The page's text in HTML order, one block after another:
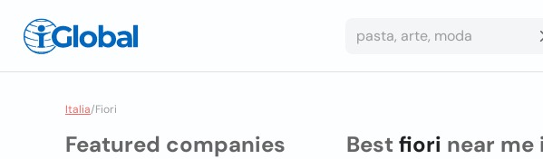
Italia/Fiori
Featured companies Best fiori near me